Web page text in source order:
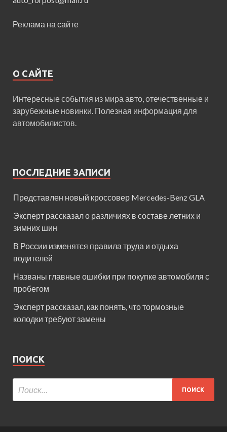
Реклама на сайте
О САЙТЕ
Интересные события из мира авто, отечественные и
зарубежные новинки. Полезная информация для
автомобилистов.
ПОСЛЕДНИЕ ЗАПИСИ
Представлен новый кроссовер Mercedes-Benz GLA
Эксперт рассказал о различиях в составе летних и
зимних шин
В России изменятся правила труда и отдыха
водителей
Названы главные ошибки при покупке автомобиля с
пробегом
Эксперт рассказал, как понять, что тормозные
колодки требуют замены
ПОИСК